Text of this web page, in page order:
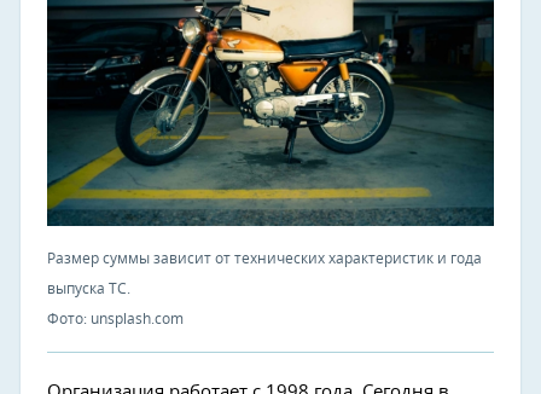
Размер суммы зависит от технических характеристик и года
выпуска ТС.
Фото: unsplash.com